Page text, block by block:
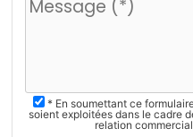
z
* En soumettant ce
soient exploitées dans le cadre
relation